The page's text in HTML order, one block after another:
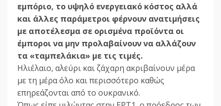
εμπόριο, το υψηλό ενεργειακό κόστος αλλά
και άλλες παράμετροι φέρνουν ανατιμήσεις
με αποτέλεσμα σε ορισμένα προϊόντα οι
έμποροι να μην προλαβαίνουν να αλλάζουν
τα «ταμπελάκια» με τις τιμές.
Ηλιέλαιο, αλεύρι και ζάχαρη ακριβαίνουν μέρα
με τη μέρα όλο και περισσότερο καθώς
επηρεάζονται από το ουκρανικό.